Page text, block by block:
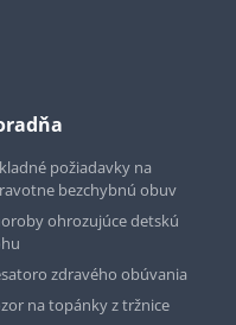
požiadavky na
bezchybnú obuv
ohrozujúce detskú
zdravého obúvania
na topánky z tržnice